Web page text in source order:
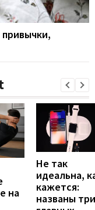
на
Не так
идеальна,
кажется:
названы три